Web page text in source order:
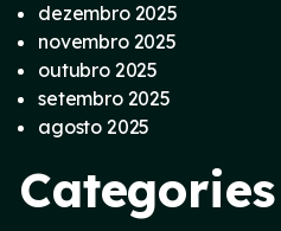
dezembro 2025
novembro 2025
outubro 2025
setembro 2025
agosto 2025
Categories